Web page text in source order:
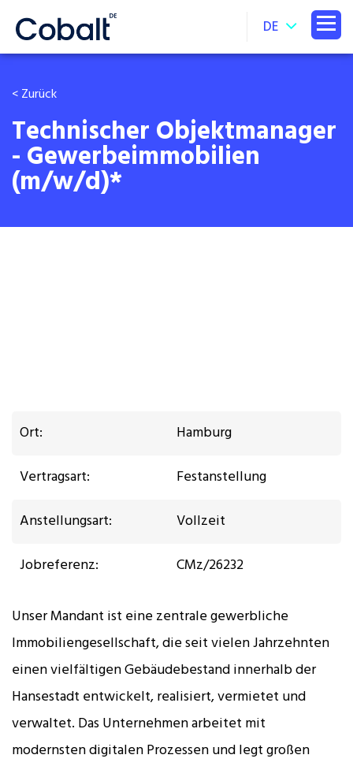
DE
< Zurück
Technischer Objektmanager
- Gewerbeimmobilien
(m/w/d)*
Ort:
Hamburg
Vertragsart:
Festanstellung
Anstellungsart:
Vollzeit
Jobreferenz:
CMz/26232
Unser Mandant ist eine zentrale gewerbliche
Immobiliengesellschaft, die seit vielen Jahrzehnten
einen vielfältigen Gebäudebestand innerhalb der
Hansestadt entwickelt, realisiert, vermietet und
verwaltet. Das Unternehmen arbeitet mit
modernsten digitalen Prozessen und legt großen